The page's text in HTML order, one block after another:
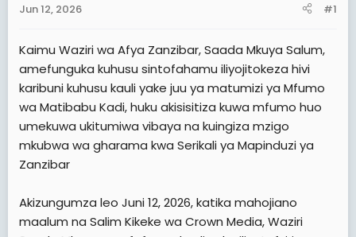
a
t
e
r
Jun 12, 2026 #1
Kaimu Waziri wa Afya Zanzibar, Saada Mkuya Salum,
amefunguka kuhusu sintofahamu iliyojitokeza hivi
karibuni kuhusu kauli yake juu ya matumizi ya Mfumo
wa Matibabu Kadi, huku akisisitiza kuwa mfumo huo
umekuwa ukitumiwa vibaya na kuingiza mzigo
mkubwa wa gharama kwa Serikali ya Mapinduzi ya
Zanzibar
Akizungumza leo Juni 12, 2026, katika mahojiano
maalum na Salim Kikeke wa Crown Media, Waziri